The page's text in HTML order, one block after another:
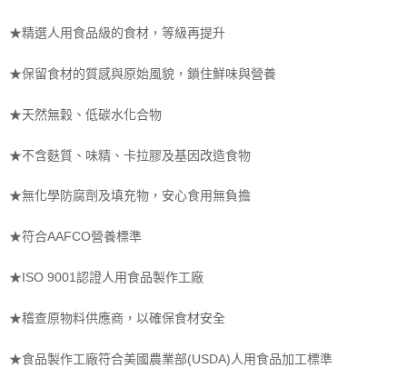
★精選人用食品級的食材，等級再提升
★保留食材的質感與原始風貌，鎖住鮮味與營養
★天然無穀、低碳水化合物
★不含麩質、味精、卡拉膠及基因改造食物
★無化學防腐劑及填充物，安心食用無負擔
★符合AAFCO營養標準
★ISO 9001認證人用食品製作工廠
★稽查原物料供應商，以確保食材安全
★食品製作工廠符合美國農業部(USDA)人用食品加工標準